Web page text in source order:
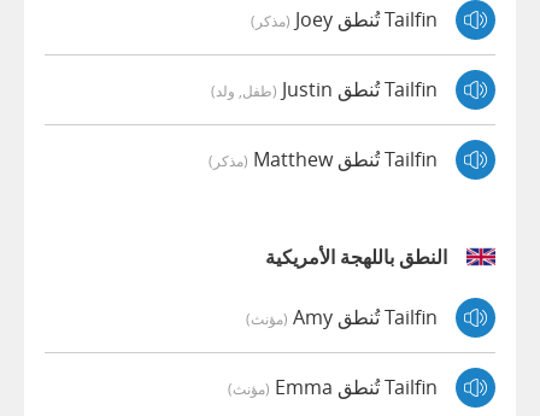
Tailfin تُنطق Joey (مذكر)
Tailfin تُنطق Justin (طفل, ولد)
Tailfin تُنطق Matthew (مذكر)
النطق باللهجة الأمريكية
Tailfin تُنطق Amy (مؤنث)
Tailfin تُنطق Emma (مؤنث)